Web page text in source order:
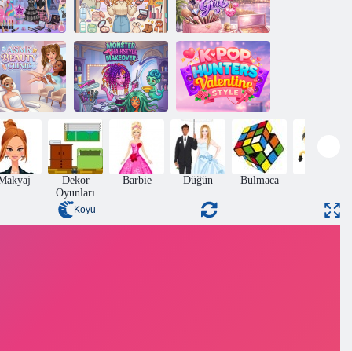
ve Ginny
Glam
Çatışması
Günlük Maggie:
Arkadaşlık
Değişimi
çekici kız
Güzellik
Kliniği
Canavar Saç
Modeli Tasarımı
K-Pop Avcıları
Sevgililer Günü
Tarzı
Dekor
Oyunları
Barbie Düğün Bulmaca
Koyu